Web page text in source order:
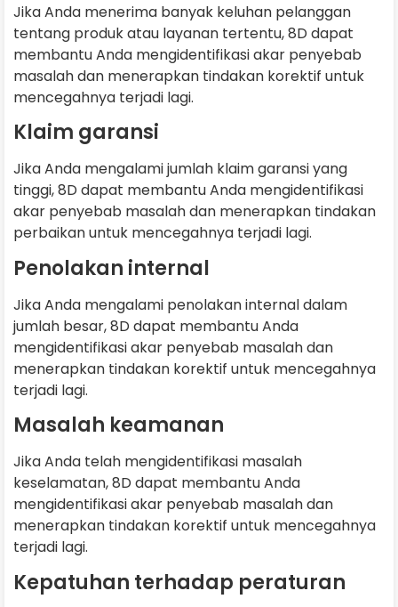
Jika Anda menerima banyak keluhan pelanggan
tentang produk atau layanan tertentu, 8D dapat
membantu Anda mengidentifikasi akar penyebab
masalah dan menerapkan tindakan korektif untuk
mencegahnya terjadi lagi.
Klaim garansi
Jika Anda mengalami jumlah klaim garansi yang
tinggi, 8D dapat membantu Anda mengidentifikasi
akar penyebab masalah dan menerapkan tindakan
perbaikan untuk mencegahnya terjadi lagi.
Penolakan internal
Jika Anda mengalami penolakan internal dalam
jumlah besar, 8D dapat membantu Anda
mengidentifikasi akar penyebab masalah dan
menerapkan tindakan korektif untuk mencegahnya
terjadi lagi.
Masalah keamanan
Jika Anda telah mengidentifikasi masalah
keselamatan, 8D dapat membantu Anda
mengidentifikasi akar penyebab masalah dan
menerapkan tindakan korektif untuk mencegahnya
terjadi lagi.
Kepatuhan terhadap peraturan